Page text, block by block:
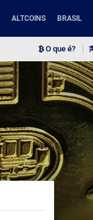
ALTCOINS BRASIL
O que é?